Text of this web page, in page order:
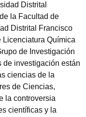
Distrital
la Facultad de
Distrital Francisco
Licenciatura Química
de Investigación
de investigación están
ciencias de la
de Ciencias,
la controversia
científicas y la